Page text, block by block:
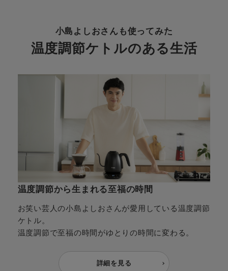
小島よしおさんも使ってみた
温度調節ケトルのある生活
温度調節から生まれる至福の時間
お笑い芸人の小島よしおさんが愛用している温度調節
ケトル。
温度調節で至福の時間がゆとりの時間に変わる。
詳細を見る